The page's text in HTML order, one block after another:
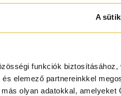
A
funkciók biztosításához,
elemező partnereinkkel
olyan adatokkal, amelyeket
meg őket az
ismertségre és
hiányát előnynek
érzék valakiből; nem
Füstölt aszalt szilva,